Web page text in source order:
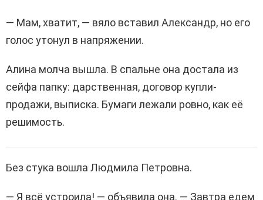
— Мам, хватит, — вяло вставил Александр, но его
голос утонул в напряжении.
Алина молча вышла. В спальне она достала из
сейфа папку: дарственная, договор купли-
продажи, выписка. Бумаги лежали ровно, как её
решимость.
Без стука вошла Людмила Петровна.
— Я всё устроила! — объявила она. — Завтра едем